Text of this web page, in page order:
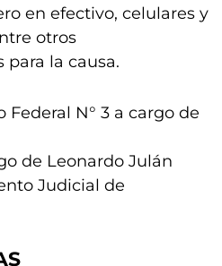
en efectivo, celulares y
otros
la causa.
Federal N° 3 a cargo de
de Leonardo Julán
Judicial de